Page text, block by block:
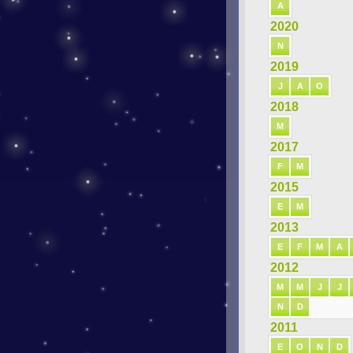
A
2020
N
2019
J A O
2018
M
2017
F M
2015
E M
2013
E F M A
2012
M M J J
N D
2011
E O N D